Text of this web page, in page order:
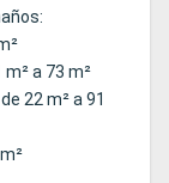
a 73 m²
22 m² a 91